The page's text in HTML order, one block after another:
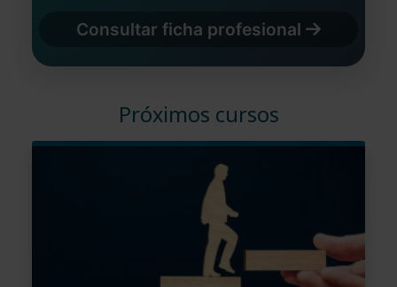
Consultar ficha profesional
Próximos cursos